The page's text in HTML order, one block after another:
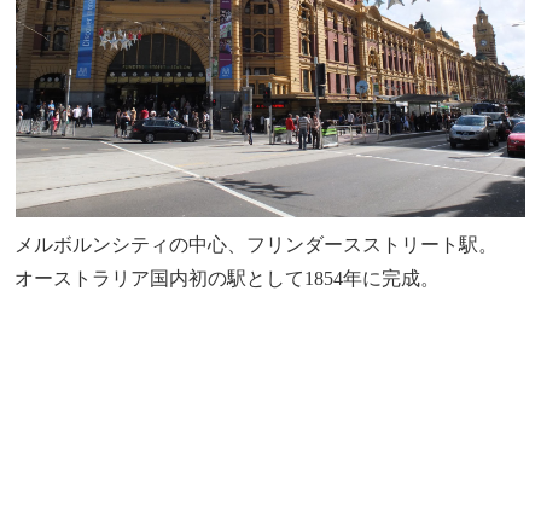
メルボルンシティの中心、フリンダースストリート駅。
オーストラリア国内初の駅として1854年に完成。